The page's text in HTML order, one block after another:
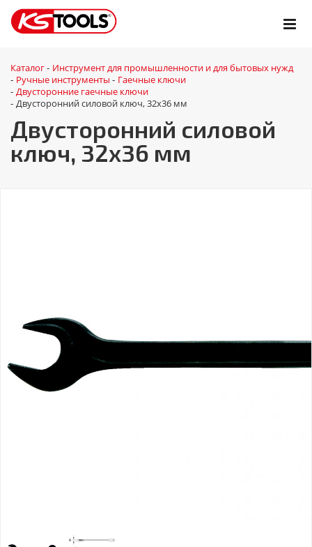
Каталог - Инструмент для промышленности и для бытовых нужд
- Ручные инструменты - Гаечные ключи
- Двусторонние гаечные ключи
- Двусторонний силовой ключ, 32x36 мм
Двусторонний силовой
ключ, 32x36 мм